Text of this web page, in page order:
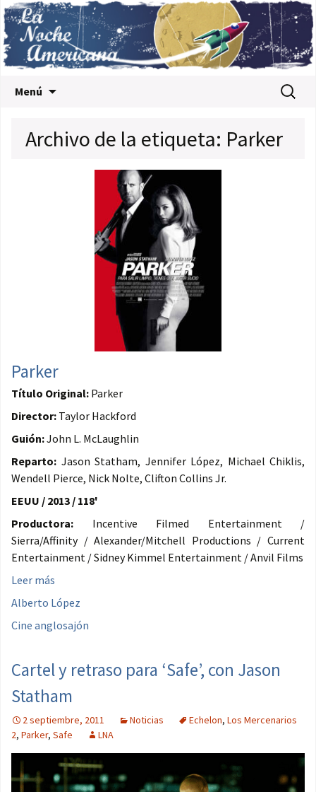
Menú Buscar:
Archivo de la etiqueta: Parker
Parker
Título Original: Parker
Director: Taylor Hackford
Guión:John L. McLaughlin
Reparto: Jason Statham, Jennifer López, Michael Chiklis,
Wendell Pierce, Nick Nolte, Clifton Collins Jr.
EEUU / 2013 / 118'
Productora: Incentive Filmed Entertainment /
Sierra/Affinity / Alexander/Mitchell Productions / Current
Entertainment / Sidney Kimmel Entertainment / Anvil Films
Leer más
Alberto López
Cine anglosajón
Cartel y retraso para ‘Safe’, con Jason
Statham
2 septiembre, 2011 Noticias Echelon, Los Mercenarios
2, Parker, Safe LNA